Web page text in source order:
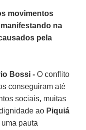
movimentos
na
pela
Bossi - O conflito
conseguiram até
sociais, muitas
ao Piquiá
pauta